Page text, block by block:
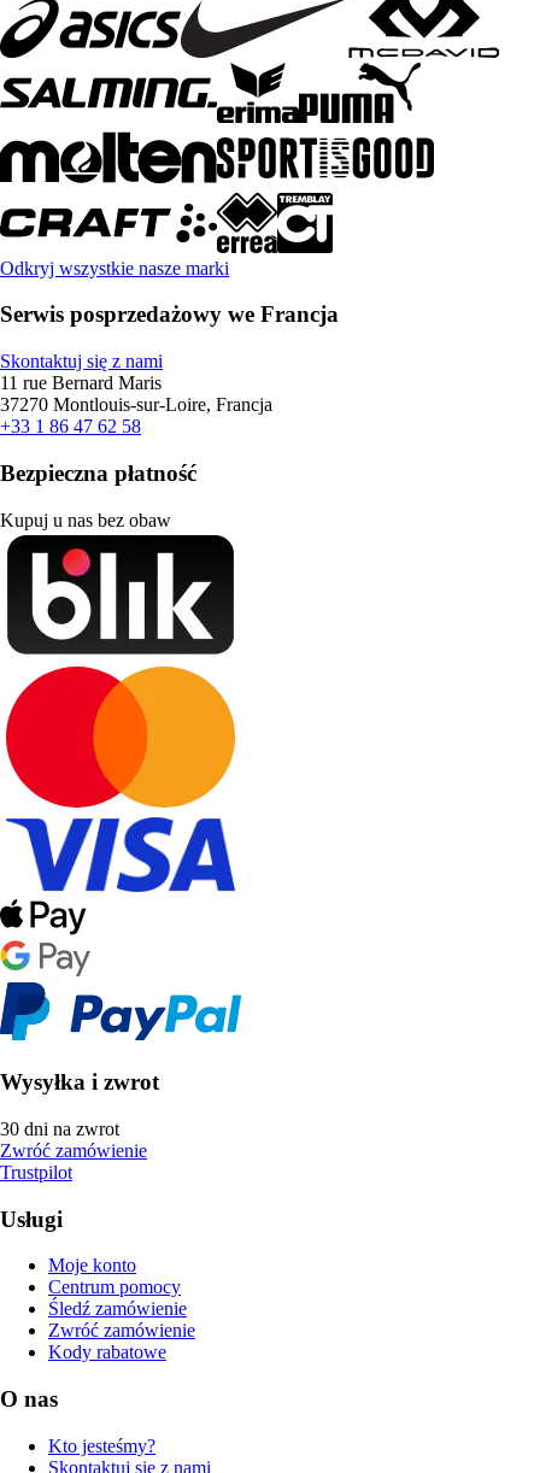
Odkryj wszystkie nasze marki
Serwis posprzedażowy we Francja
Skontaktuj się z nami
11 rue Bernard Maris
37270 Montlouis-sur-Loire, Francja
+33 1 86 47 62 58
Bezpieczna płatność
Kupuj u nas bez obaw
Wysyłka i zwrot
30 dni na zwrot
Zwróć zamówienie
Trustpilot
Usługi
Moje konto
Centrum pomocy
Śledź zamówienie
Zwróć zamówienie
Kody rabatowe
O nas
Kto jesteśmy?
Skontaktuj się z nami